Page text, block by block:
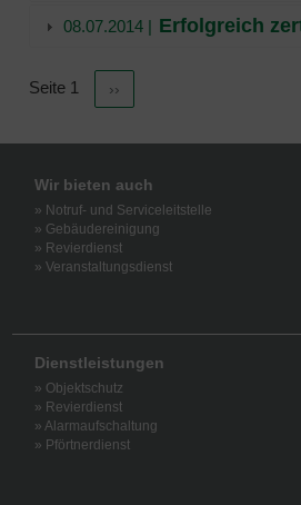
08.07.2014 | Erfolgreich
Seitennummerierung
Seite 1 Nächste Seite
››
Wir bieten auch
» Notruf- und Serviceleitstelle
» Gebäudereinigung
» Revierdienst
» Veranstaltungsdienst
Dienstleistungen
» Objektschutz
» Revierdienst
» Alarmaufschaltung
» Pförtnerdienst